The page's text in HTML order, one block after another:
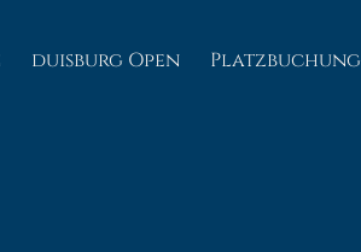
duisburg Open Platzbuchung